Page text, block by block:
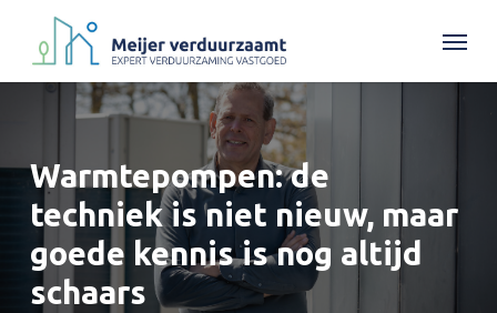
main
Menu
Warmtepompen: de
techniek is niet nieuw, maar
goede kennis is nog altijd
schaars